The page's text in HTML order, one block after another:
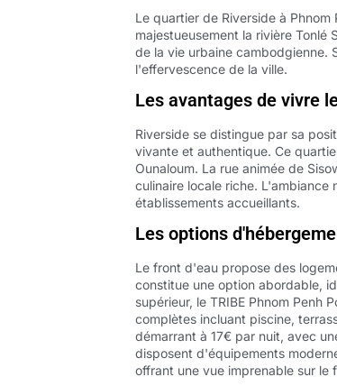
Le quartier de Riverside à
majestueusement la rivière
de la vie urbaine cambodgienne.
l'effervescence de la ville.
Les avantages de vivre
Riverside se distingue par sa
vivante et authentique. Ce
Ounaloum. La rue animée de
culinaire locale riche.
établissements accueillants.
Les options
Le front d'eau propose des
constitue une option abordable,
supérieur, le TRIBE Phnom Penh
complètes incluant piscine,
démarrant à 17€ par nuit, avec
disposent d'équipements
offrant une vue imprenable sur le